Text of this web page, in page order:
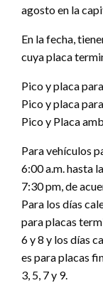
agosto en la
En la fecha,
cuya placa
Pico y placa
Pico y placa
Pico y Placa
Para vehículos
6:00 a.m. hasta
7:30 pm, de
Para los días
para placas
6 y 8 y los días
es para placas
3, 5, 7 y 9.